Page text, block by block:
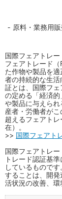
原料・業務用
国際フェアトレー
フェアトレード
た作物や製品を
者の持続的な生
証とは、国際フ
の定める「経済
や製品に与えら
産者・労働者が
超えるフェアト
在）。
>> 国際フェアト
国際フェアトレ
トレード認証基
しているもので
することは、開
活状況の改善、環